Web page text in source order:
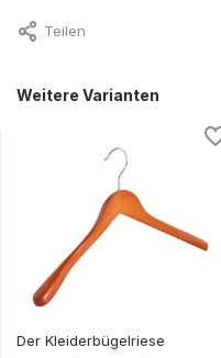
Teilen
Weitere Varianten
Der Kleiderbügelriese